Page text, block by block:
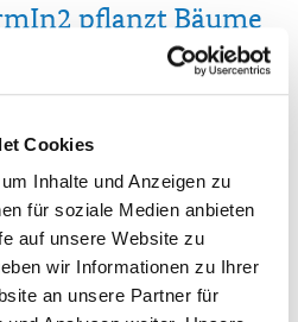
Cookies
Inhalte und Anzeigen zu
für soziale Medien anbieten
auf unsere Website zu
wir Informationen zu Ihrer
an unsere Partner für
pflanzt Bäume
Hydarabad an der